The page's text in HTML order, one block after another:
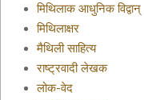
मिथिलाक आधुनिक विद्वान्
मिथिलाक्षर
मैथिली साहित्य
राष्ट्रवादी लेखक
लोक-वेद